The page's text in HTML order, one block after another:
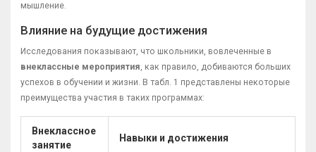
мышление.
Влияние на будущие достижения
Исследования показывают, что школьники, вовлеченные в
внеклассные мероприятия, как правило, добиваются больших
успехов в обучении и жизни. В табл. 1 представлены некоторые
преимущества участия в таких программах:
Внеклассное
занятие
Навыки и достижения